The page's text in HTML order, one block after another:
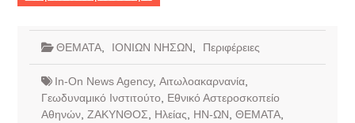
ΘΕΜΑΤΑ, ΙΟΝΙΩΝ ΝΗΣΩΝ Περιφέρειες
In-On News Agency, Αιτωλοακαρνανία,
Γεωδυναμικό Ινστιτούτο
Εθνικό Αστεροσκοπείο
Αθηνών, ΖΑΚΥΝΘΟΣ Ηλείας ΗΝ-ΩΝ ΘΕΜΑΤΑ,